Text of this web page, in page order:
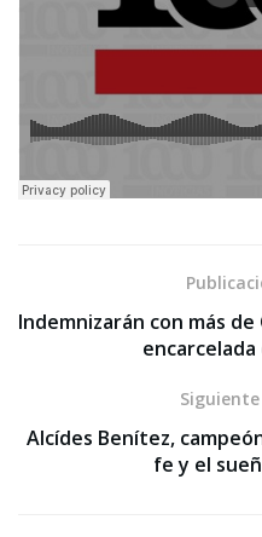
Indemnizarán con más
Alcídes Benítez,
fe y el